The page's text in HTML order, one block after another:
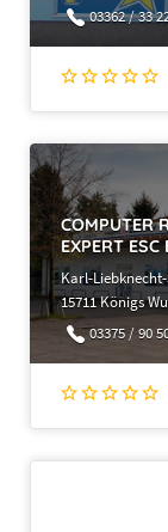
03362 / 33
COMPUTER
EXPERT
Karl-
15711 Königs
03375 / 90